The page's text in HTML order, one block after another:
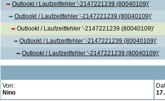
Outlookl / Laufzeitfehler '-2147221239 (80040109)'
Outlookl / Laufzeitfehler '-2147221239 (80040109)'
Outlookl / Laufzeitfehler '-2147221239 (80040109)'
Outlookl / Laufzeitfehler '-2147221239 (80040109)'
Outlookl / Laufzeitfehler '-2147221239 (80040109)'
Von:
Nino